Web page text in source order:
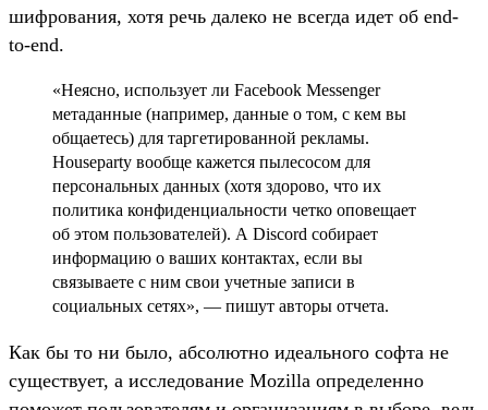
шифрования, хотя речь далеко не всегда идет об end-
to-end.
«Неясно, использует ли Facebook Messenger
метаданные (например, данные о том, с кем вы
общаетесь) для таргетированной рекламы.
Houseparty вообще кажется пылесосом для
персональных данных (хотя здорово, что их
политика конфиденциальности четко оповещает
об этом пользователей). А Discord собирает
информацию о ваших контактах, если вы
связываете с ним свои учетные записи в
социальных сетях», — пишут авторы отчета.
Как бы то ни было, абсолютно идеального софта не
существует, а исследование Mozilla определенно